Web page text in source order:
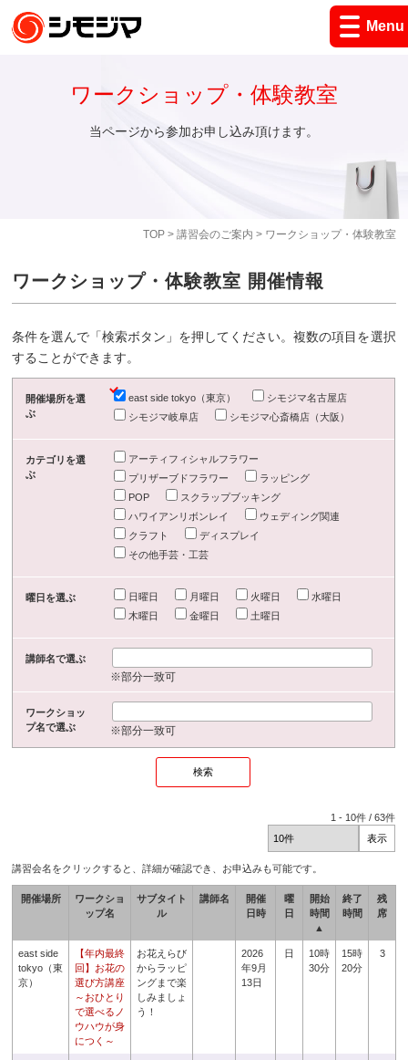
Menu
TOP> 講習会のご案内 > ワークショップ・体験教室
ワークショップ・体験教室
当ページから参加お申し込み頂けます。
ワークショップ・体験教室 開催情報
条件を選んで「検索ボタン」を押してください。複数の項目を選択
することができます。
開催場所を選
ぶ
east side tokyo（東京）
シモジマ名古屋店
シモジマ岐阜店
シモジマ心斎橋店（大阪）
カテゴリを選
ぶ
アーティフィシャルフラワー
プリザーブドフラワー
ラッピング
POP
スクラップブッキング
ハワイアンリボンレイ
ウェディング関連
クラフト
ディスプレイ
その他手芸・工芸
曜日を選ぶ 日曜日 月曜日 火曜日
水曜日
木曜日
金曜日 土曜日
講師名で選ぶ
※部分一致可
ワークショッ
プ名で選ぶ
※部分一致可
1 - 10件 /63件
講習会名をクリックすると、詳細が確認でき、お申込みも可能です。
開催場所
ワークショ
ップ名
サブタイト
ル
講師名
開催
日時
曜
日
開始
時間
▲
終了
時間
残
席
east side
tokyo（東
京）
【年内最終
回】お花の
選び方講座
～おひとり
で選べるノ
ウハウが身
につく～
お花えらび
からラッピ
ングまで楽
しみましょ
う！
2026
年9月
13日
日
10時
30分
15時
20分
3